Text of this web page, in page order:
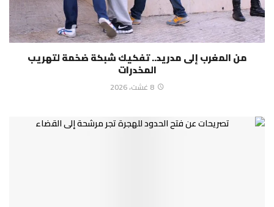
من المغرب إلى مدريد.. تفكيك شبكة ضخمة لتهريب
المخدرات
8 غشت، 2026